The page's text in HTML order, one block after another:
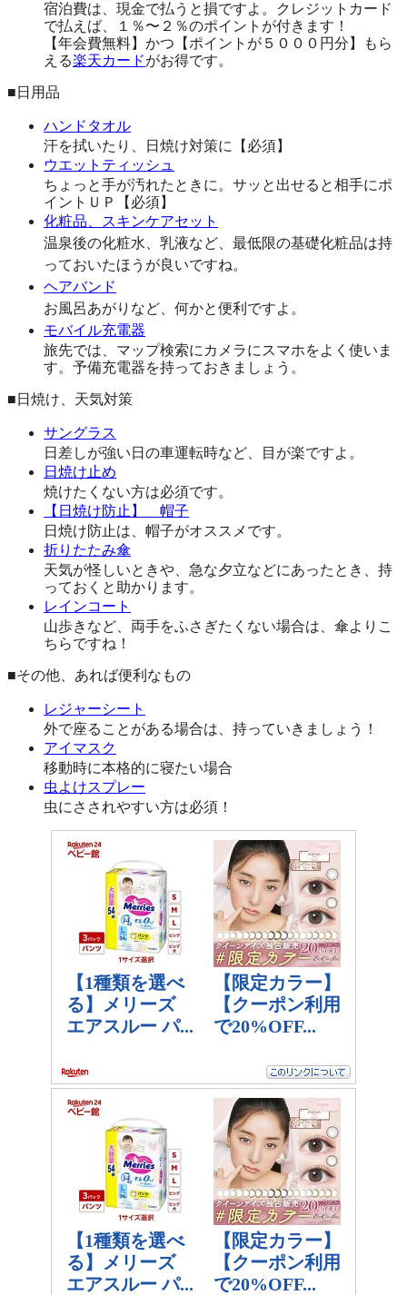
宿泊費は、現金で払うと損ですよ。クレジットカード
で払えば、１％〜２％のポイントが付きます！
【年会費無料】かつ【ポイントが５０００円分】もら
える楽天カードがお得です。
■日用品
ハンドタオル
汗を拭いたり、日焼け対策に【必須】
ウエットティッシュ
ちょっと手が汚れたときに。サッと出せると相手にポ
イントＵＰ【必須】
化粧品、スキンケアセット
温泉後の化粧水、乳液など、最低限の基礎化粧品は持
っておいたほうが良いですね。
ヘアバンド
お風呂あがりなど、何かと便利ですよ。
モバイル充電器
旅先では、マップ検索にカメラにスマホをよく使いま
す。予備充電器を持っておきましょう。
■日焼け、天気対策
サングラス
日差しが強い日の車運転時など、目が楽ですよ。
日焼け止め
焼けたくない方は必須です。
【日焼け防止】 帽子
日焼け防止は、帽子がオススメです。
折りたたみ傘
天気が怪しいときや、急な夕立などにあったとき、持
っておくと助かります。
レインコート
山歩きなど、両手をふさぎたくない場合は、傘よりこ
ちらですね！
■その他、あれば便利なもの
レジャーシート
外で座ることがある場合は、持っていきましょう！
アイマスク
移動時に本格的に寝たい場合
虫よけスプレー
虫にさされやすい方は必須！